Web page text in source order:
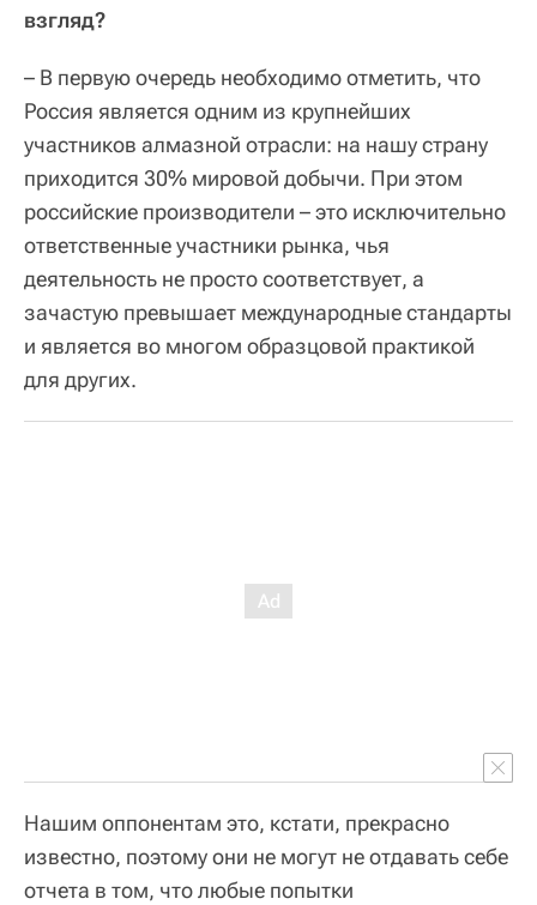
взгляд?
– В первую очередь необходимо отметить, что
Россия является одним из крупнейших
участников алмазной отрасли: на нашу страну
приходится 30% мировой добычи. При этом
российские производители – это исключительно
ответственные участники рынка, чья
деятельность не просто соответствует, а
зачастую превышает международные стандарты
и является во многом образцовой практикой
для других.
Нашим оппонентам это, кстати, прекрасно
известно, поэтому они не могут не отдавать себе
отчета в том, что любые попытки